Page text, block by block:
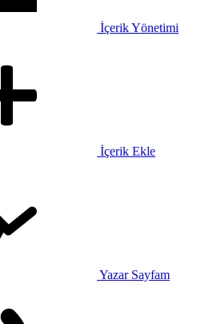
İçerik Yönetimi
İçerik Ekle
Yazar Sayfam